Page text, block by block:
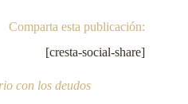
Comparta esta publicación:
[cresta-social-share]
con los deudos